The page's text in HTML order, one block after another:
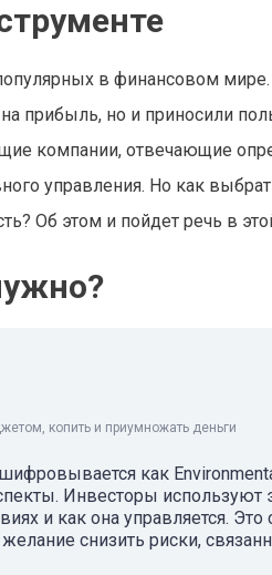
в финансовом
прибыль, но и приносили
компании, отвечающие
управления. Но как
Об этом и пойдет речь в
копить и приумножать деньги
как
Инвесторы используют
и как она управляется.
снизить риски,